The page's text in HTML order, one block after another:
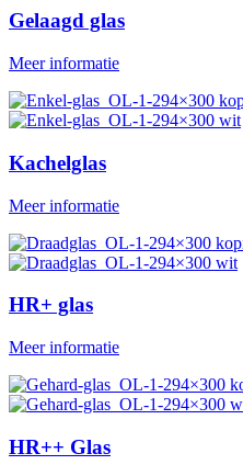
Gelaagd glas
Meer informatie
Kachelglas
Meer informatie
HR+ glas
Meer informatie
HR++ Glas